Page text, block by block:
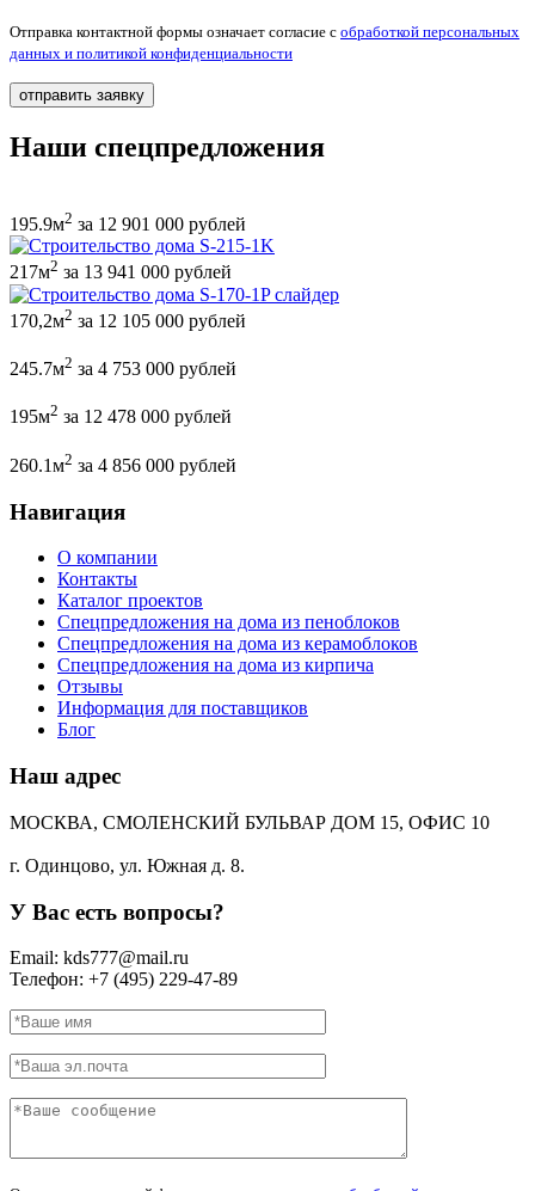
Отправка контактной формы означает согласие с обработкой персональных
данных и политикой конфиденциальности
Наши спецпредложения
195.9м2 за 12 901 000 рублей
217м2 за 13 941 000 рублей
170,2м2 за 12 105 000 рублей
245.7м2 за 4 753 000 рублей
195м2 за 12 478 000 рублей
260.1м2 за 4 856 000 рублей
Навигация
О компании
Контакты
Каталог проектов
Спецпредложения на дома из пеноблоков
Спецпредложения на дома из керамоблоков
Спецпредложения на дома из кирпича
Отзывы
Информация для поставщиков
Блог
Наш адрес
МОСКВА, СМОЛЕНСКИЙ БУЛЬВАР ДОМ 15, ОФИС 10
г. Одинцово, ул. Южная д. 8.
У Вас есть вопросы?
Email: kds777@mail.ru
Телефон: +7 (495) 229-47-89